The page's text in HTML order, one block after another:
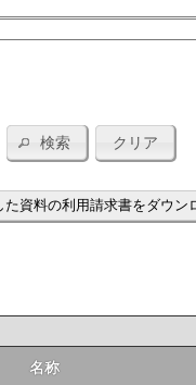
検索 クリア
た資料の利用請求書をダウン
名称